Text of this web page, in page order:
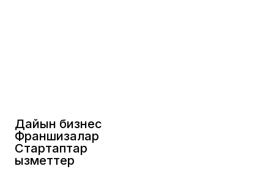
Дайын бизнес
Франшизалар
Стартаптар
Қызметтер